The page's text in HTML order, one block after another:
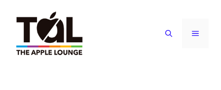
contenuto
MENU